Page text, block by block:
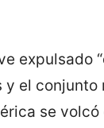
expulsado
el
se